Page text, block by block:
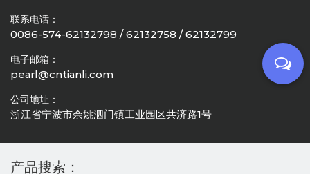
联系电话：
0086-574-62132798 / 62132758 / 62132799
电子邮箱：
pearl@cntianli.com
公司地址：
浙江省宁波市余姚泗门镇工业园区共济路1号
产品搜索：